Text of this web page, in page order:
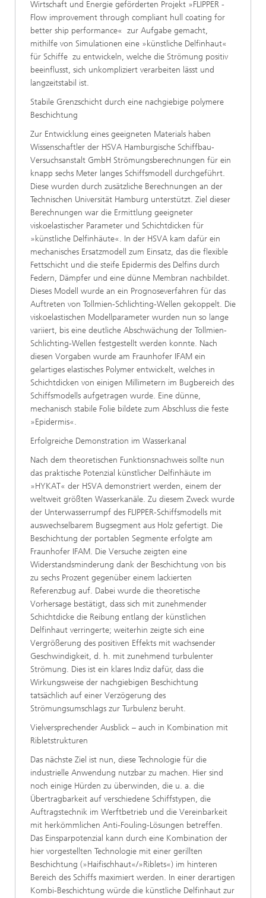
Wirtschaft und Energie geförderten Projekt »FLIPPER -
Flow improvement through compliant hull coating for
better ship performance« zur Aufgabe gemacht,
mithilfe von Simulationen eine »künstliche Delfinhaut«
für Schiffe zu entwickeln, welche die Strömung positiv
beeinflusst, sich unkompliziert verarbeiten lässt und
langzeitstabil ist.
Stabile Grenzschicht durch eine nachgiebige polymere
Beschichtung
Zur Entwicklung eines geeigneten Materials haben
Wissenschaftler der HSVA Hamburgische Schiffbau-
Versuchsanstalt GmbH Strömungsberechnungen für ein
knapp sechs Meter langes Schiffsmodell durchgeführt.
Diese wurden durch zusätzliche Berechnungen an der
Technischen Universität Hamburg unterstützt. Ziel dieser
Berechnungen war die Ermittlung geeigneter
viskoelastischer Parameter und Schichtdicken für
»künstliche Delfinhäute«. In der HSVA kam dafür ein
mechanisches Ersatzmodell zum Einsatz, das die flexible
Fettschicht und die steife Epidermis des Delfins durch
Federn, Dämpfer und eine dünne Membran nachbildet.
Dieses Modell wurde an ein Prognoseverfahren für das
Auftreten von Tollmien-Schlichting-Wellen gekoppelt. Die
viskoelastischen Modellparameter wurden nun so lange
variiert, bis eine deutliche Abschwächung der Tollmien-
Schlichting-Wellen festgestellt werden konnte. Nach
diesen Vorgaben wurde am Fraunhofer IFAM ein
gelartiges elastisches Polymer entwickelt, welches in
Schichtdicken von einigen Millimetern im Bugbereich des
Schiffsmodells aufgetragen wurde. Eine dünne,
mechanisch stabile Folie bildete zum Abschluss die feste
»Epidermis«.
Erfolgreiche Demonstration im Wasserkanal
Nach dem theoretischen Funktionsnachweis sollte nun
das praktische Potenzial künstlicher Delfinhäute im
»HYKAT« der HSVA demonstriert werden, einem der
weltweit größten Wasserkanäle. Zu diesem Zweck wurde
der Unterwasserrumpf des FLIPPER-Schiffsmodells mit
auswechselbarem Bugsegment aus Holz gefertigt. Die
Beschichtung der portablen Segmente erfolgte am
Fraunhofer IFAM. Die Versuche zeigten eine
Widerstandsminderung dank der Beschichtung von bis
zu sechs Prozent gegenüber einem lackierten
Referenzbug auf. Dabei wurde die theoretische
Vorhersage bestätigt, dass sich mit zunehmender
Schichtdicke die Reibung entlang der künstlichen
Delfinhaut verringerte; weiterhin zeigte sich eine
Vergrößerung des positiven Effekts mit wachsender
Geschwindigkeit, d. h. mit zunehmend turbulenter
Strömung. Dies ist ein klares Indiz dafür, dass die
Wirkungsweise der nachgiebigen Beschichtung
tatsächlich auf einer Verzögerung des
Strömungsumschlags zur Turbulenz beruht.
Vielversprechender Ausblick – auch in Kombination mit
Ribletstrukturen
Das nächste Ziel ist nun, diese Technologie für die
industrielle Anwendung nutzbar zu machen. Hier sind
noch einige Hürden zu überwinden, die u. a. die
Übertragbarkeit auf verschiedene Schiffstypen, die
Auftragstechnik im Werftbetrieb und die Vereinbarkeit
mit herkömmlichen Anti-Fouling-Lösungen betreffen.
Das Einsparpotenzial kann durch eine Kombination der
hier vorgestellten Technologie mit einer gerillten
Beschichtung (»Haifischhaut«/»Riblets«) im hinteren
Bereich des Schiffs maximiert werden. In einer derartigen
Kombi-Beschichtung würde die künstliche Delfinhaut zur